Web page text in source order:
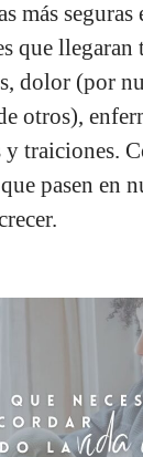
más seguras
que llegaran
dolor (por
otros),
traiciones.
pasen en